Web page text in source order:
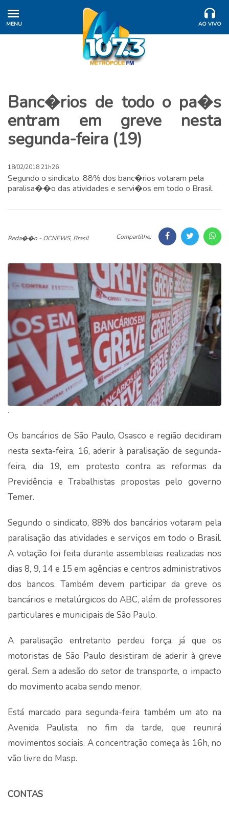
MENU AO VIVO
Banc�rios de todo o pa�s
entram em greve nesta
segunda-feira (19)
18/02/2018 21h26
Segundo o sindicato, 88% dos banc�rios votaram pela
paralisa��o das atividades e servi�os em todo o Brasil.
Reda��o - OCNEWS, Brasil Compartilhe:
.
Os bancários de São Paulo, Osasco e região decidiram
nesta sexta-feira, 16, aderir à paralisação de segunda-
feira, dia 19, em protesto contra as reformas da
Previdência e Trabalhistas propostas pelo governo
Temer.
Segundo o sindicato, 88% dos bancários votaram pela
paralisação das atividades e serviços em todo o Brasil.
A votação foi feita durante assembleias realizadas nos
dias 8, 9, 14 e 15 em agências e centros administrativos
dos bancos. Também devem participar da greve os
bancários e metalúrgicos do ABC, além de professores
particulares e municipais de São Paulo.
A paralisação entretanto perdeu força, já que os
motoristas de São Paulo desistiram de aderir à greve
geral. Sem a adesão do setor de transporte, o impacto
do movimento acaba sendo menor.
Está marcado para segunda-feira também um ato na
Avenida Paulista, no fim da tarde, que reunirá
movimentos sociais. A concentração começa às 16h, no
vão livre do Masp.
CONTAS